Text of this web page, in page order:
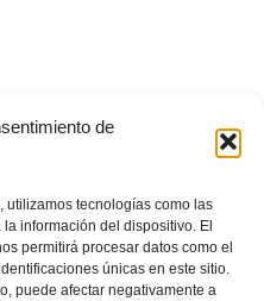
de
utilizamos tecnologías como las
información del dispositivo. El
permitirá procesar datos como el
únicas en este sitio.
puede afectar negativamente a
Plana